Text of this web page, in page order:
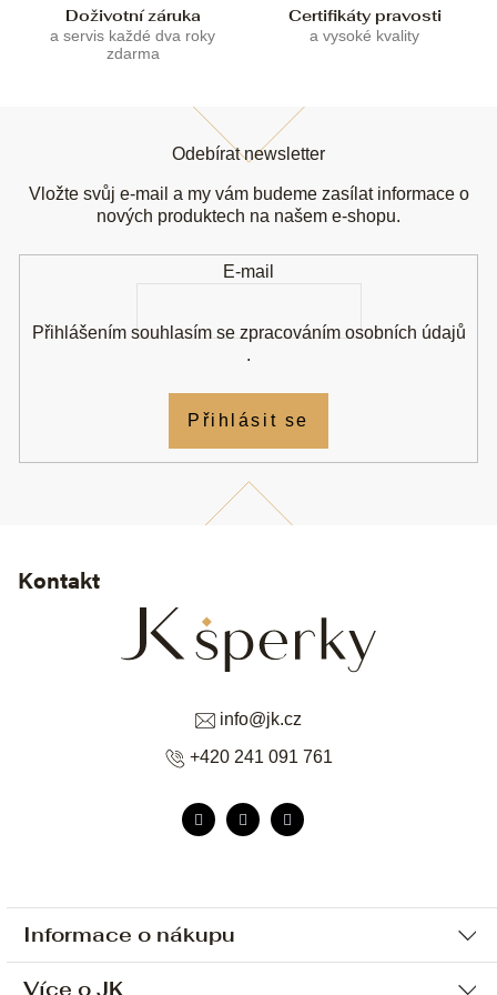
Doživotní záruka
a servis každé dva roky
zdarma
Certifikáty pravosti
a vysoké kvality
Informace o nákupu
Ochrana osobních údajů
Více o JK
Kontakt
info@jk.cz
+420 241 091 761
Odebírat newsletter
Vložte svůj e-mail a my vám budeme zasílat informace o
nových produktech na našem e-shopu.
E-mail
Přihlášením souhlasím se zpracováním osobních údajů
.
Přihlásit se